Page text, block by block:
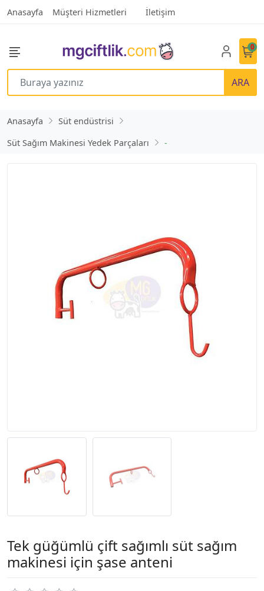
Anasayfa Müşteri Hizmetleri İletişim
ARA
0
Anasayfa
Süt endüstrisi
Süt Sağım Makinesi Yedek Parçaları
-
Tek güğümlü çift sağımlı süt sağım
makinesi için şase anteni